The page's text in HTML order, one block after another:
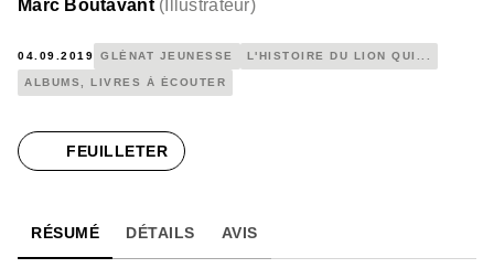
Marc Boutavant ( Illustrateur)
04.09.2019 GLÉNAT JEUNESSE L'HISTOIRE DU LION QUI...
ALBUMS, LIVRES À ÉCOUTER
FEUILLETER
RÉSUMÉ DÉTAILS AVIS